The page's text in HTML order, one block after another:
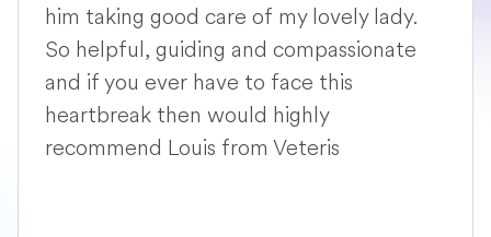
him taking good care of my lovely lady.
So helpful, guiding and compassionate
and if you ever have to face this
heartbreak then would highly
recommend Louis from Veteris